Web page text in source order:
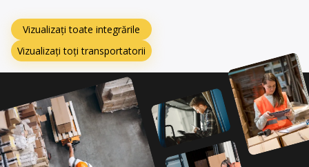
Vizualizați toate integrările
Vizualizați toți transportatorii